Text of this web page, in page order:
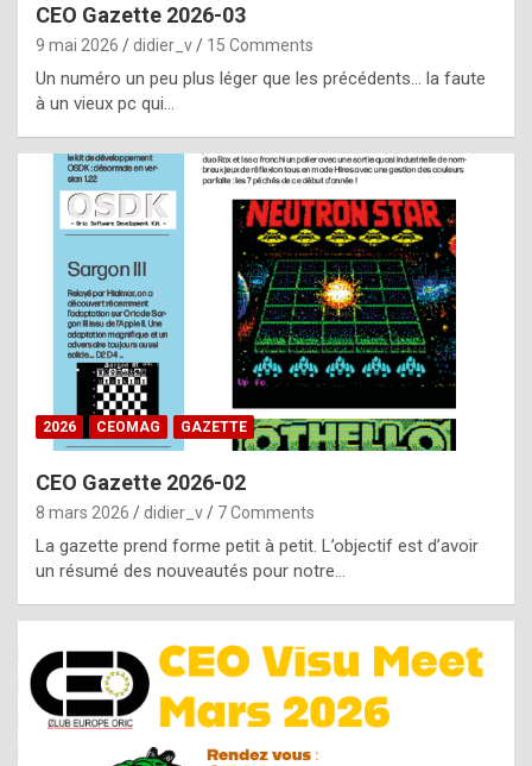
e
f
o
m
m
a
y
b
e
b
y
g
e
n
u
i
n
e
R
CEO Gazette 2026-03
9 mai 2026 didier_v 15 Comments
Un numéro un peu plus léger que les précédents… la faute
à un vieux pc qui…
2026 CEOMAG GAZETTE
CEO Gazette 2026-02
8 mars 2026 didier_v 7 Comments
La gazette prend forme petit à petit. L’objectif est d’avoir
un résumé des nouveautés pour notre…